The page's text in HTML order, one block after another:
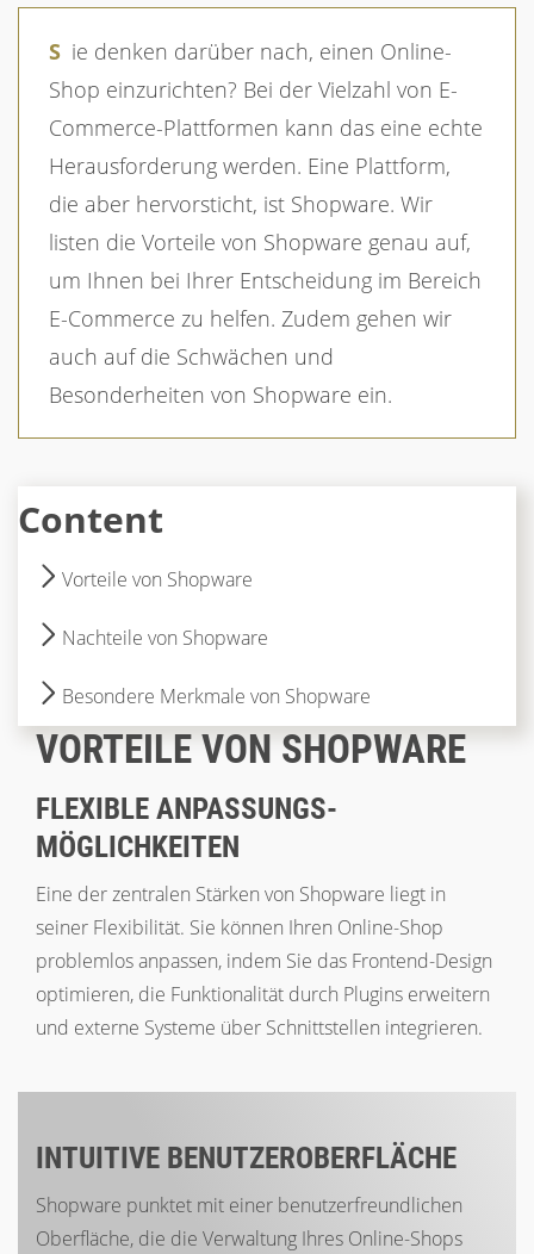
Sie denken darüber nach, einen Online-
Shop einzurichten? Bei der Vielzahl von E-
Commerce-Plattformen kann das eine echte
Herausforderung werden. Eine Plattform,
die aber hervorsticht, ist Shopware. Wir
listen die Vorteile von Shopware genau auf,
um Ihnen bei Ihrer Entscheidung im Bereich
E-Commerce zu helfen. Zudem gehen wir
auch auf die Schwächen und
Besonderheiten von Shopware ein.
Content
Vorteile von Shopware
Nachteile von Shopware
Besondere Merkmale von Shopware
VORTEILE VON SHOPWARE
FLEXIBLE ANPASSUNGS­
MÖGLICHKEITEN­
Eine der zentralen Stärken von Shopware liegt in
seiner Flexibilität. Sie können Ihren Online-Shop
problemlos anpassen, indem Sie das Frontend-Design
optimieren, die Funktionalität durch Plugins erweitern
und externe Systeme über Schnittstellen integrieren.
INTUITIVE BENUTZEROBERFLÄCHE
Shopware punktet mit einer benutzerfreundlichen
Oberfläche, die die Verwaltung Ihres Online-Shops